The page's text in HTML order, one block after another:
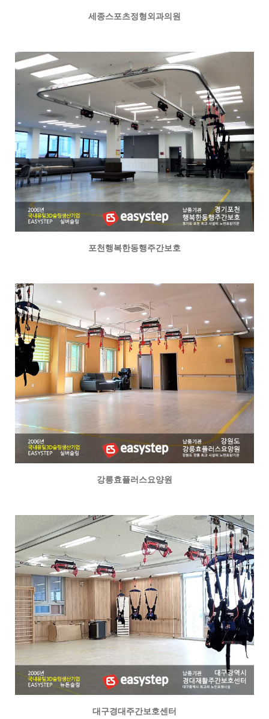
세종스포츠정형외과의원
포천행복한동행주간보호
강릉효플러스요양원
대구경대주간보호센터